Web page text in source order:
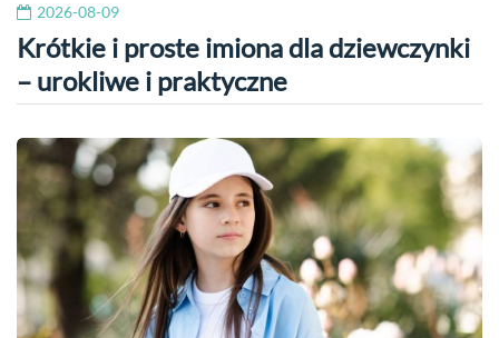
2026-08-09
Krótkie i proste imiona dla dziewczynki
– urokliwe i praktyczne